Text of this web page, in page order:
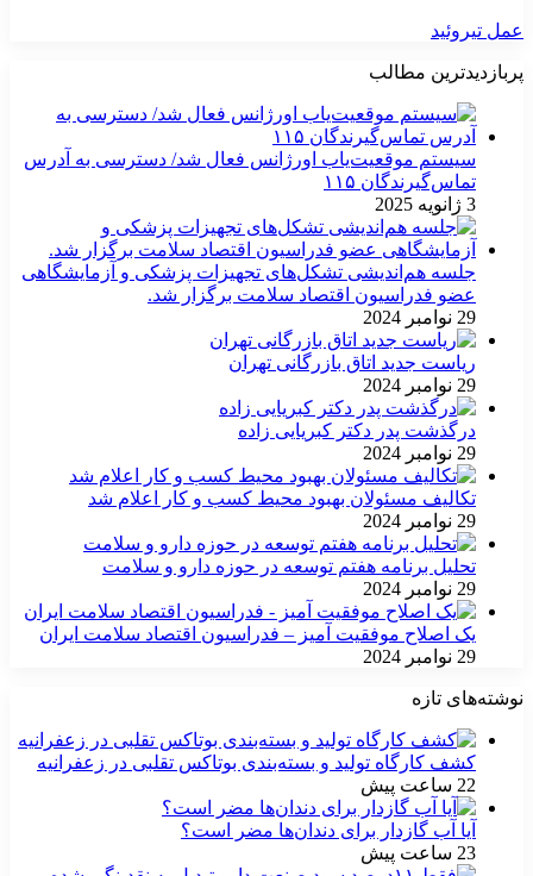
عمل تیروئید
پربازدیدترین مطالب
سیستم موقعیت‌یاب اورژانس فعال شد/ دسترسی به آدرس
تماس‌گیرندگان ۱۱۵
3 ژانویه 2025
جلسه هم‌اندیشی تشکل‌های تجهیزات پزشکی و آزمایشگاهی
عضو فدراسیون اقتصاد سلامت برگزار شد.
29 نوامبر 2024
ریاست جدید اتاق بازرگانی تهران
29 نوامبر 2024
درگذشت پدر دکتر کبریایی زاده
29 نوامبر 2024
تکالیف مسئولان بهبود محیط کسب و کار اعلام شد
29 نوامبر 2024
تحلیل برنامه هفتم توسعه در حوزه دارو و سلامت
29 نوامبر 2024
یک اصلاح موفقیت آمیز – فدراسیون اقتصاد سلامت ایران
29 نوامبر 2024
نوشته‌های تازه
کشف کارگاه تولید و بسته‌بندی بوتاکس تقلبی در زعفرانیه
22 ساعت پیش
آیا آب گازدار برای دندان‌ها مضر است؟
23 ساعت پیش